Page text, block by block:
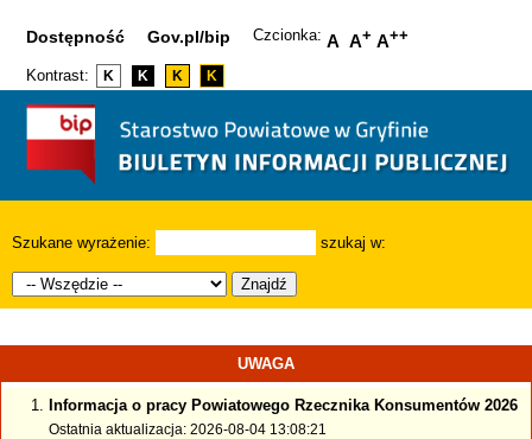
Dostępność Gov.pl/bip Czcionka: A A+ A++
Kontrast: K K K K
Szukane wyrażenie: szukaj w:
Znajdź
UWAGA
Informacja o pracy Powiatowego Rzecznika Konsumentów 2026
Ostatnia aktualizacja: 2026-08-04 13:08:21